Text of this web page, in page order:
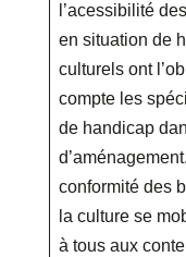
l’acessibilité
en situation de
culturels ont
compte les
de handicap
conformité des
la culture se
à tous aux